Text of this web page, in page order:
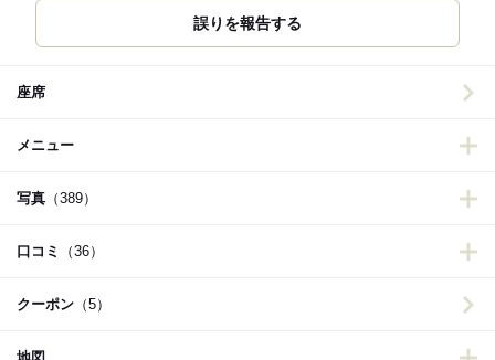
誤りを報告する
座席
メニュー
写真 （389）
口コミ （36）
クーポン （5）